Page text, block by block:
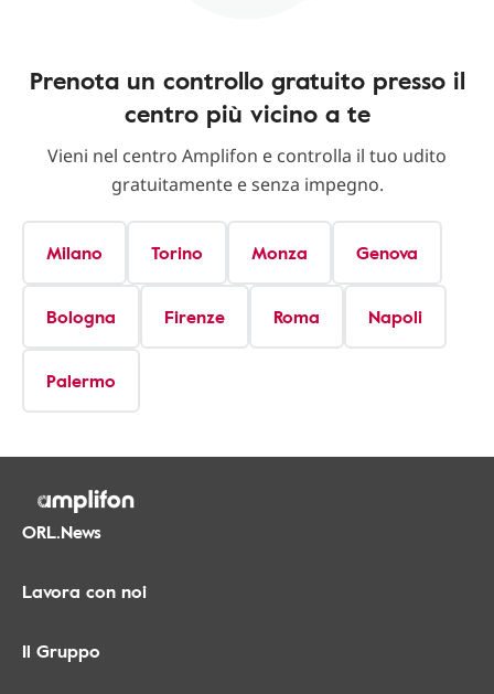
Prenota un controllo gratuito presso il
centro più vicino a te
Vieni nel centro Amplifon e controlla il tuo udito
gratuitamente e senza impegno.
Milano Torino Monza Genova
Bologna Firenze Roma Napoli
Palermo
ORL.News
Lavora con noi
Il Gruppo